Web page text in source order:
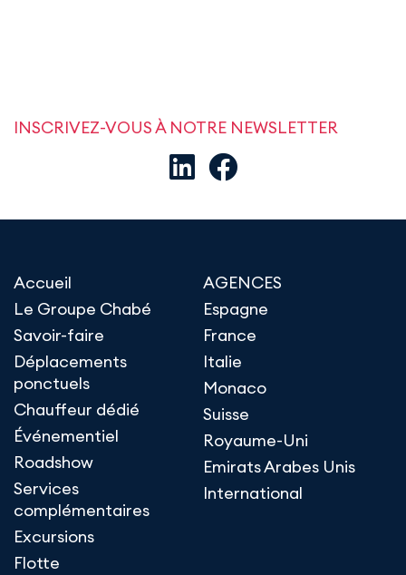
INSCRIVEZ-VOUS À NOTRE NEWSLETTER
Accueil
Le Groupe Chabé
Savoir-faire
Déplacements
ponctuels
Chauffeur dédié
Événementiel
Roadshow
Services
complémentaires
Excursions
Flotte
AGENCES
Espagne
France
Italie
Monaco
Suisse
Royaume-Uni
Emirats Arabes Unis
International